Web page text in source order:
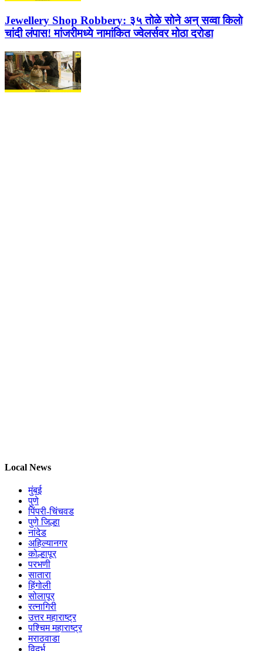
Jewellery Shop Robbery: ३५ तोळे सोने अन् सव्वा किलो
चांदी लंपास! मांजरीमध्ये नामांकित ज्वेलर्सवर मोठा दरोडा
Local News
मुंबई
पुणे
पिंपरी-चिंचवड
पुणे जिल्हा
नांदेड
अहिल्यानगर
कोल्हापूर
परभणी
सातारा
हिंगोली
सोलापूर
रत्नागिरी
उत्तर महाराष्ट्र
पश्चिम महाराष्ट्र
मराठवाडा